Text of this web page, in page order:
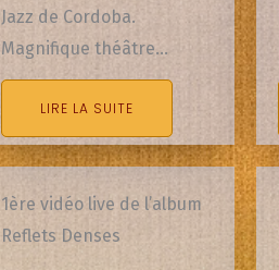
Jazz de Cordoba.
Magnifique théâtre…
LIRE LA SUITE
1ère vidéo live de l’album
Reflets Denses